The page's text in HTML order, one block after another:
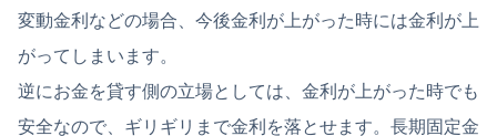
変動金利などの場合、今後金利が上がった時には金利が上
がってしまいます。
逆にお金を貸す側の立場としては、金利が上がった時でも
安全なので、ギリギリまで金利を落とせます。長期固定金